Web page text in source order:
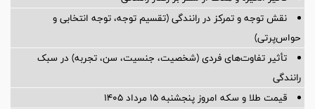
نقش توجه و تمرکز در رانندگی (تقسیم توجه، توجه انتخابی و
حواس‌پرتی)
تأثیر تفاوت‌های فردی (شخصیت، جنسیت، سن، تجربه) در سبک
رانندگی
قیمت طلا و سکه امروز پنجشنبه ۱۵ مرداد ۱۴۰۵